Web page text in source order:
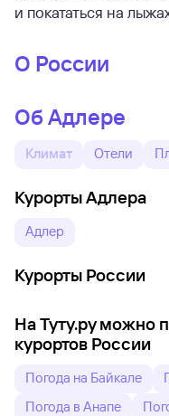
и покататься на
О России
Об Адлере
Климат Отели
Курорты Адлера
Адлер
Курорты России
На Туту.ру можно
курортов России
Погода на Байкале
Погода в Анапе